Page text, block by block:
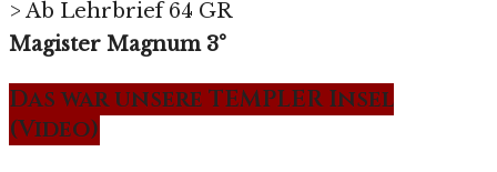
> Ab Lehrbrief 64 GR
Magister Magnum 3°
Das war unsere TEMPLER Insel
(Video)